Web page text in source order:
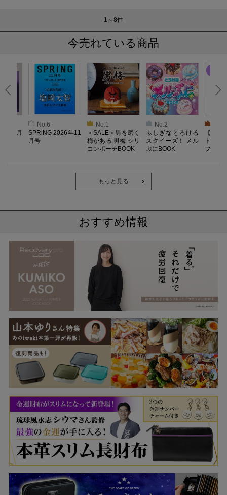
1～8件
今売れている商品
年10月
No.6
SPRiNG 2026年11
月号
No.1
＜SALE＞男を磨く
梅がある 男梅 シリ
コンポーチBOOK
No.2
ふしぎなとろける
スクイーズ！ メル
ぷにBOOK
【
ト／L
プル）
o Lab.
もっと見る
おすすめ情報